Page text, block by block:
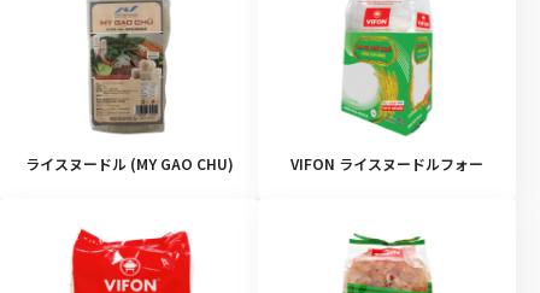
ライスヌードル (MY GAO CHU) VIFON ライスヌードルフォー